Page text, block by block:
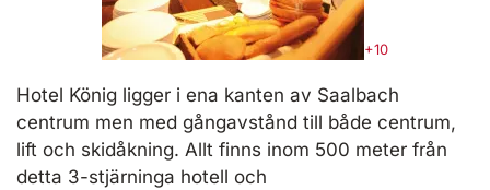
+10
Hotel König ligger i ena kanten av Saalbach
centrum men med gångavstånd till både centrum,
lift och skidåkning. Allt finns inom 500 meter från
detta 3-stjärninga hotell och